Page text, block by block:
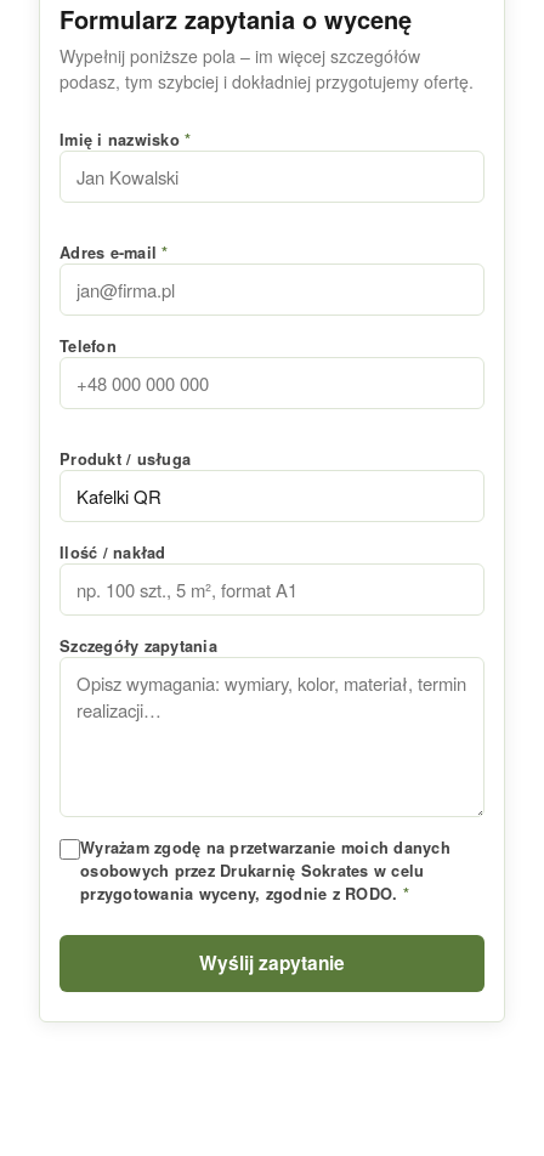
Formularz zapytania o wycenę
Wypełnij poniższe pola – im więcej szczegółów
podasz, tym szybciej i dokładniej przygotujemy ofertę.
Imię i nazwisko*
Adres e-mail*
Telefon
Produkt / usługa
Ilość / nakład
Szczegóły zapytania
Wyrażam zgodę na przetwarzanie moich danych
osobowych przez Drukarnię Sokrates w celu
przygotowania wyceny, zgodnie z RODO. *
Wyślij zapytanie